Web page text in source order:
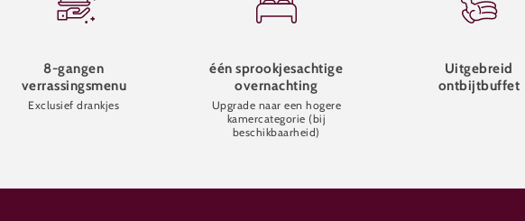
8-gangen
verrassingsmenu
Exclusief drankjes
één sprookjesachtige
overnachting
Upgrade naar een hogere
kamercategorie (bij
beschikbaarheid)
Uitgebreid
ontbijtbuffet